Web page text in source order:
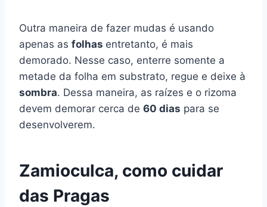
Outra maneira de fazer mudas é usando
apenas as folhas entretanto, é mais
demorado. Nesse caso, enterre somente a
metade da folha em substrato, regue e deixe à
sombra. Dessa maneira, as raízes e o rizoma
devem demorar cerca de 60 dias para se
desenvolverem.
Zamioculca, como cuidar
das Pragas